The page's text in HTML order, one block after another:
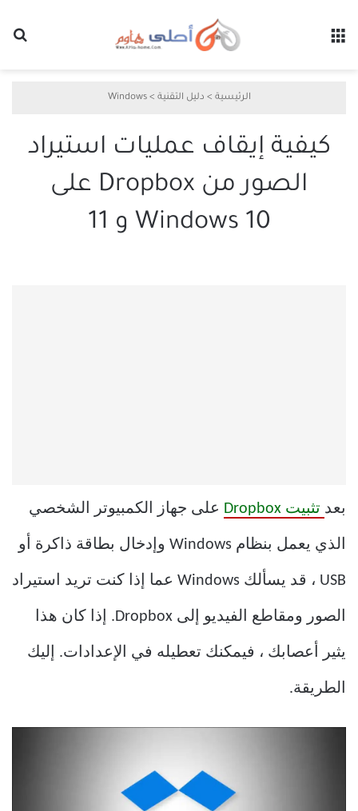
الرئيسية > دليل التقنية >
Windows
كيفية إيقاف عمليات استيراد
الصور من Dropbox على
Windows 10 و 11
بعد تثبيت Dropbox على جهاز الكمبيوتر الشخصي
الذي يعمل بنظام Windows وإدخال بطاقة ذاكرة أو
USB ، قد يسألك Windows عما إذا كنت تريد استيراد
الصور ومقاطع الفيديو إلى Dropbox. إذا كان هذا
يثير أعصابك ، فيمكنك تعطيله في الإعدادات. إليك
الطريقة.